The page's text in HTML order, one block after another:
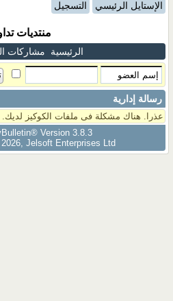
الإستايل الرئيسي التسجيل
منتديات
الرئيسية مشاركات
رسالة إدارية
عذرا. هناك مشكلة فى ملفات الكوكيز لديك.
Version 3.8.3
Jelsoft Enterprises Ltd.